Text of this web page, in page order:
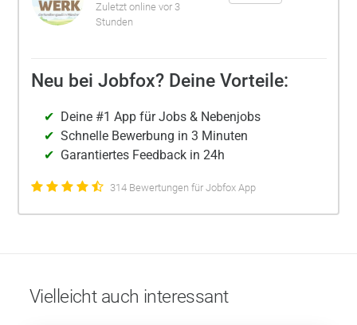
Zuletzt online vor 3
Stunden
Neu bei Jobfox? Deine Vorteile:
Deine #1 App für Jobs & Nebenjobs
Schnelle Bewerbung in 3 Minuten
Garantiertes Feedback in 24h
314 Bewertungen für Jobfox App
Vielleicht auch interessant